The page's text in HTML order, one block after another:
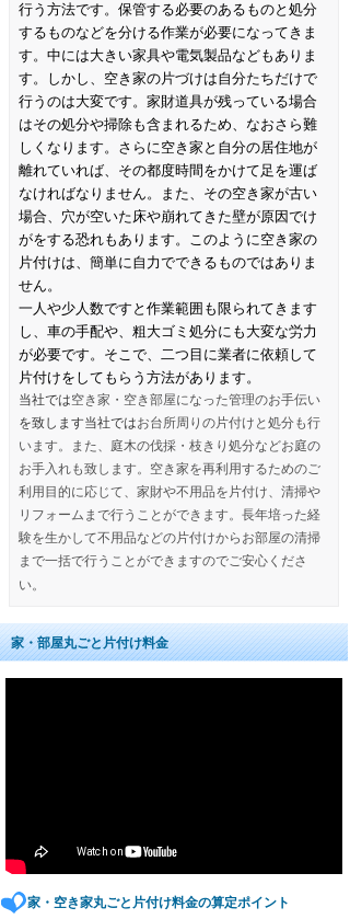
行う方法です。保管する必要のあるものと処分
するものなどを分ける作業が必要になってきま
す。中には大きい家具や電気製品などもありま
す。しかし、空き家の片づけは自分たちだけで
行うのは大変です。家財道具が残っている場合
はその処分や掃除も含まれるため、なおさら難
しくなります。さらに空き家と自分の居住地が
離れていれば、その都度時間をかけて足を運ば
なければなりません。また、その空き家が古い
場合、穴が空いた床や崩れてきた壁が原因でけ
がをする恐れもあります。このように空き家の
片付けは、簡単に自力でできるものではありま
せん。
一人や少人数ですと作業範囲も限られてきます
し、車の手配や、粗大ゴミ処分にも大変な労力
が必要です。そこで、二つ目に業者に依頼して
片付けをしてもらう方法があります。
当社では空き家・空き部屋になった管理のお手伝い
を致します当社ではお台所周りの片付けと処分も行
います。また、庭木の伐採・枝きり処分などお庭の
お手入れも致します。空き家を再利用するためのご
利用目的に応じて、家財や不用品を片付け、清掃や
リフォームまで行うことができます。長年培った経
験を生かして不用品などの片付けからお部屋の清掃
まで一括で行うことができますのでご安心くださ
い。
家・部屋丸ごと片付け料金
家・空き家丸ごと片付け料金の算定ポイント